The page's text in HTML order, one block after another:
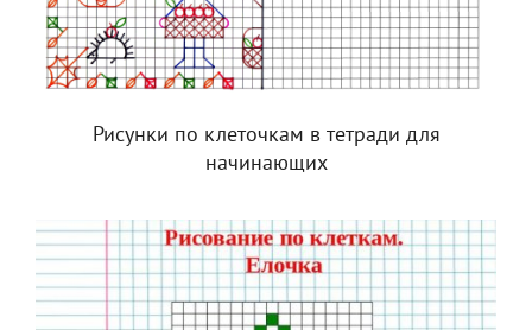
Рисунки по клеточкам в тетради для
начинающих